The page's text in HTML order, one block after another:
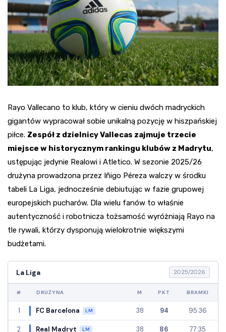
Rayo Vallecano to klub, który w cieniu dwóch madryckich
gigantów wypracował sobie unikalną pozycję w hiszpańskiej
piłce. Zespół z dzielnicy Vallecas zajmuje trzecie
miejsce w historycznym rankingu klubów z Madrytu,
ustępując jedynie Realowi i Atletico. W sezonie 2025/26
drużyna prowadzona przez Iñigo Péreza walczy w środku
tabeli La Liga, jednocześnie debiutując w fazie grupowej
europejskich pucharów. Dla wielu fanów to właśnie
autentyczność i robotnicza tożsamość wyróżniają Rayo na
tle rywali, którzy dysponują wielokrotnie większymi
budżetami.
La Liga 2025/2026
# DRUŻYNA M PKT BRAMKI
1 FC Barcelona LM 38 94 95:36
2 Real Madryt LM 38 86 77:35